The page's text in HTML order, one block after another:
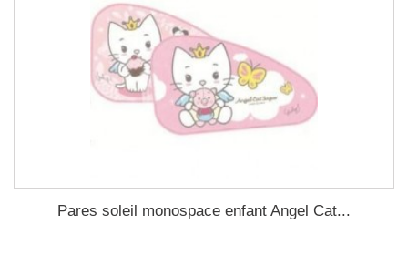
Pares soleil monospace enfant Angel Cat...